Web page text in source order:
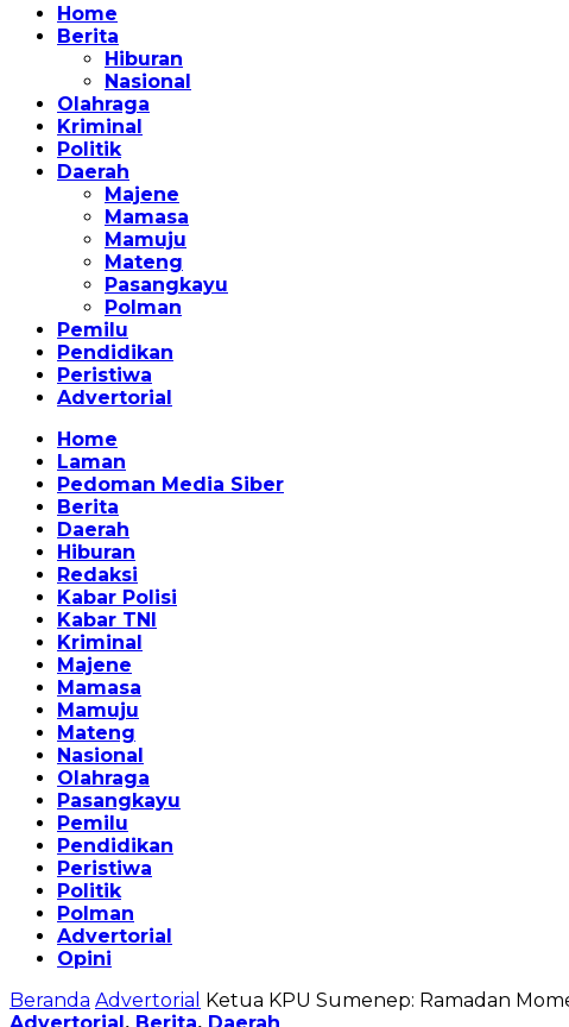
Home
Berita
Hiburan
Nasional
Olahraga
Kriminal
Politik
Daerah
Majene
Mamasa
Mamuju
Mateng
Pasangkayu
Polman
Pemilu
Pendidikan
Peristiwa
Advertorial
Home
Laman
Pedoman Media Siber
Berita
Daerah
Hiburan
Redaksi
Kabar Polisi
Kabar TNI
Kriminal
Majene
Mamasa
Mamuju
Mateng
Nasional
Olahraga
Pasangkayu
Pemilu
Pendidikan
Peristiwa
Politik
Polman
Advertorial
Opini
Beranda Advertorial Ketua KPU Sumenep: Ramadan
Advertorial, Berita, Daerah